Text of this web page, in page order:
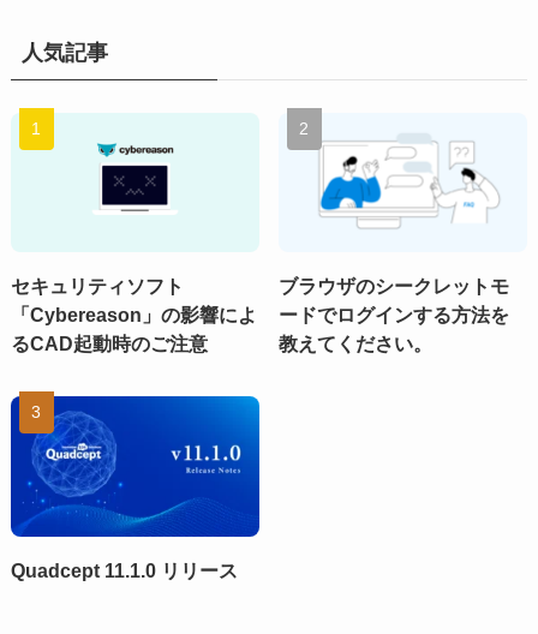
人気記事
セキュリティソフト
「Cybereason」の影響によ
るCAD起動時のご注意
ブラウザのシークレットモ
ードでログインする方法を
教えてください。
Quadcept 11.1.0 リリース